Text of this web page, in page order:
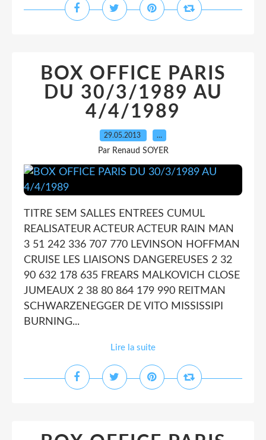
BOX OFFICE PARIS
DU 30/3/1989 AU
4/4/1989
29.05.2013 …
Par Renaud SOYER
TITRE SEM SALLES ENTREES CUMUL
REALISATEUR ACTEUR ACTEUR RAIN MAN
3 51 242 336 707 770 LEVINSON HOFFMAN
CRUISE LES LIAISONS DANGEREUSES 2 32
90 632 178 635 FREARS MALKOVICH CLOSE
JUMEAUX 2 38 80 864 179 990 REITMAN
SCHWARZENEGGER DE VITO MISSISSIPI
BURNING...
Lire la suite